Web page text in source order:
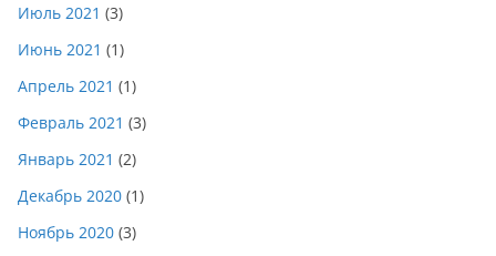
Июль 2021 (3)
Июнь 2021 (1)
Апрель 2021 (1)
Февраль 2021 (3)
Январь 2021 (2)
Декабрь 2020 (1)
Ноябрь 2020 (3)